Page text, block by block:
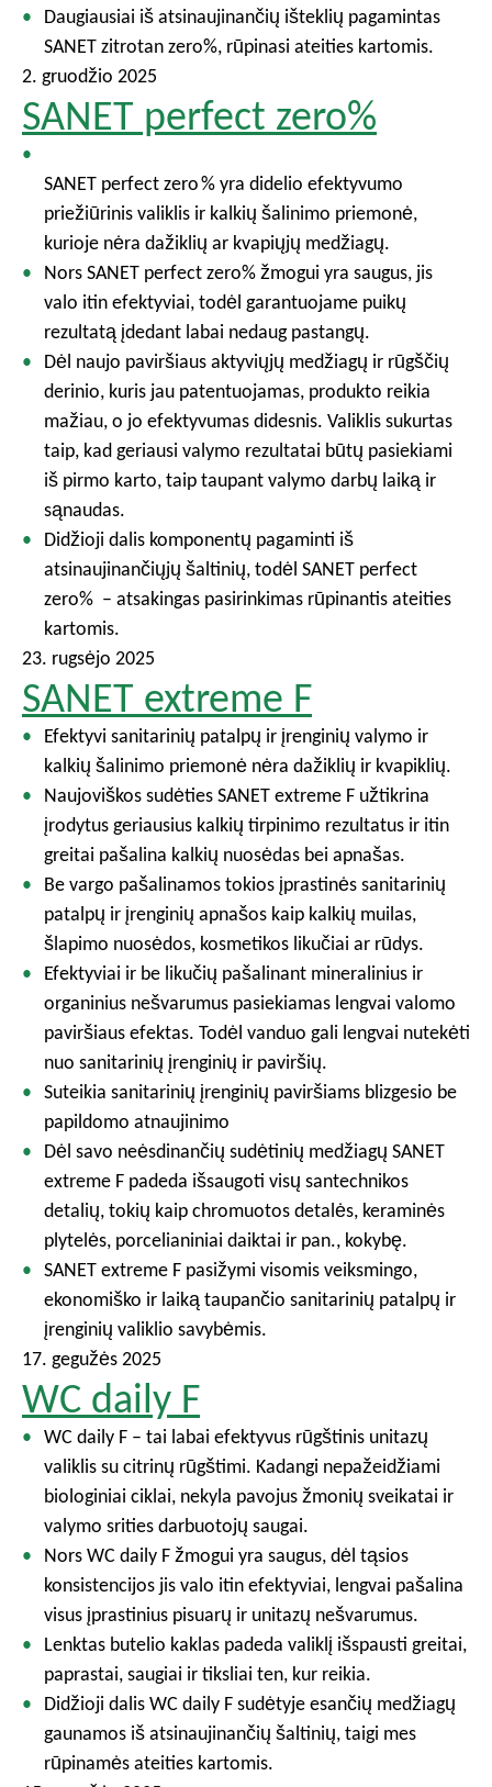
Daugiausiai iš atsinaujinančių išteklių pagamintas
SANET zitrotan zero%, rūpinasi ateities kartomis.
2. gruodžio 2025
SANET perfect zero%
SANET perfect zero % yra didelio efektyvumo
priežiūrinis valiklis ir kalkių šalinimo priemonė,
kurioje nėra dažiklių ar kvapiųjų medžiagų.
Nors SANET perfect zero% žmogui yra saugus, jis
valo itin efektyviai, todėl garantuojame puikų
rezultatą įdedant labai nedaug pastangų.
Dėl naujo paviršiaus aktyviųjų medžiagų ir rūgščių
derinio, kuris jau patentuojamas, produkto reikia
mažiau, o jo efektyvumas didesnis. Valiklis sukurtas
taip, kad geriausi valymo rezultatai būtų pasiekiami
iš pirmo karto, taip taupant valymo darbų laiką ir
sąnaudas.
Didžioji dalis komponentų pagaminti iš
atsinaujinančiųjų šaltinių, todėl SANET perfect
zero% – atsakingas pasirinkimas rūpinantis ateities
kartomis.
23. rugsėjo 2025
SANET extreme F
Efektyvi sanitarinių patalpų ir įrenginių valymo ir
kalkių šalinimo priemonė nėra dažiklių ir kvapiklių.
Naujoviškos sudėties SANET extreme F užtikrina
įrodytus geriausius kalkių tirpinimo rezultatus ir itin
greitai pašalina kalkių nuosėdas bei apnašas.
Be vargo pašalinamos tokios įprastinės sanitarinių
patalpų ir įrenginių apnašos kaip kalkių muilas,
šlapimo nuosėdos, kosmetikos likučiai ar rūdys.
Efektyviai ir be likučių pašalinant mineralinius ir
organinius nešvarumus pasiekiamas lengvai valomo
paviršiaus efektas. Todėl vanduo gali lengvai nutekėti
nuo sanitarinių įrenginių ir paviršių.
Suteikia sanitarinių įrenginių paviršiams blizgesio be
papildomo atnaujinimo
Dėl savo neėsdinančių sudėtinių medžiagų SANET
extreme F padeda išsaugoti visų santechnikos
detalių, tokių kaip chromuotos detalės, keraminės
plytelės, porcelianiniai daiktai ir pan., kokybę.
SANET extreme F pasižymi visomis veiksmingo,
ekonomiško ir laiką taupančio sanitarinių patalpų ir
įrenginių valiklio savybėmis.
17. gegužės 2025
WC daily F
WC daily F – tai labai efektyvus rūgštinis unitazų
valiklis su citrinų rūgštimi. Kadangi nepažeidžiami
biologiniai ciklai, nekyla pavojus žmonių sveikatai ir
valymo srities darbuotojų saugai.
Nors WC daily F žmogui yra saugus, dėl tąsios
konsistencijos jis valo itin efektyviai, lengvai pašalina
visus įprastinius pisuarų ir unitazų nešvarumus.
Lenktas butelio kaklas padeda valiklį išspausti greitai,
paprastai, saugiai ir tiksliai ten, kur reikia.
Didžioji dalis WC daily F sudėtyje esančių medžiagų
gaunamos iš atsinaujinančių šaltinių, taigi mes
rūpinamės ateities kartomis.